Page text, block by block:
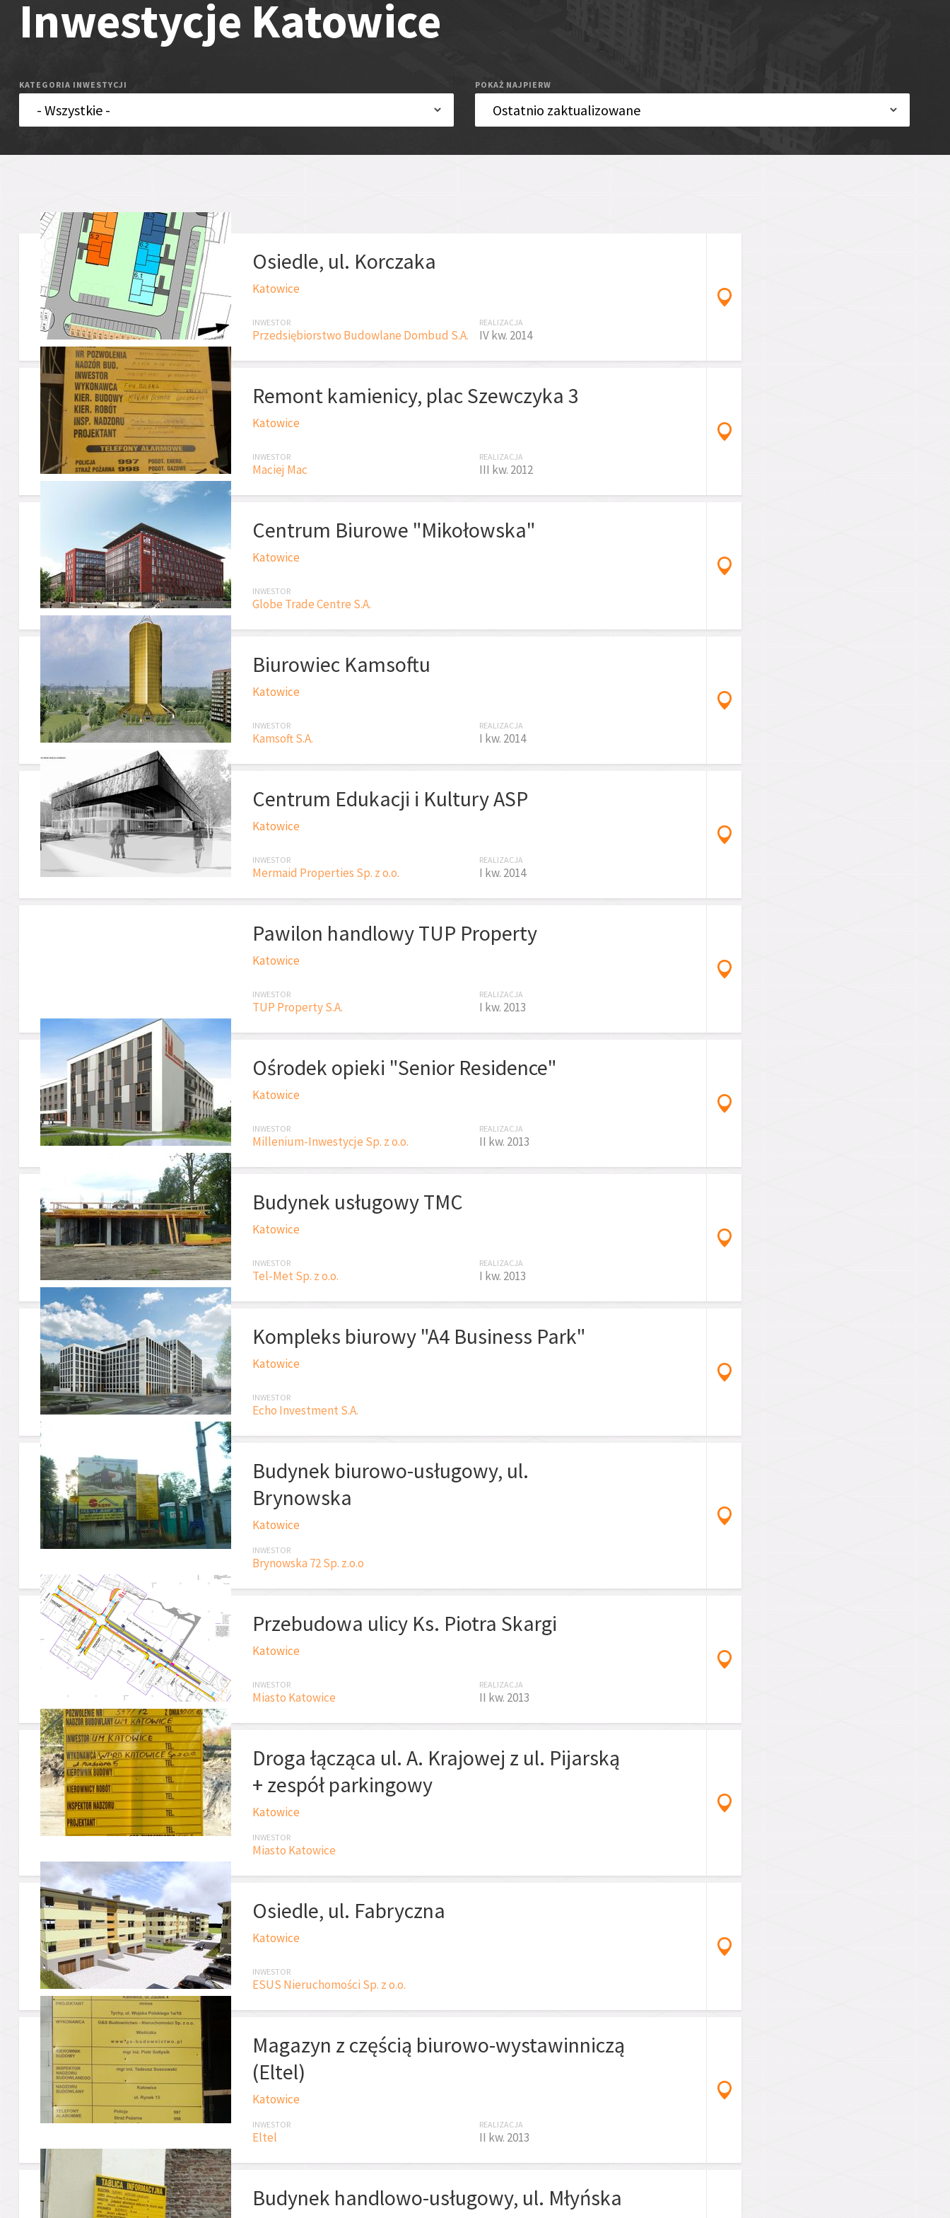
Inwestycje Katowice
KATEGORIA INWESTYCJI POKAŻ NAJPIERW
Osiedle, ul. Korczaka
Katowice
INWESTOR
Przedsiębiorstwo Budowlane Dombud S.A.
REALIZACJA
IV kw. 2014
Remont kamienicy, plac Szewczyka 3
Katowice
INWESTOR
Maciej Mac
REALIZACJA
III kw. 2012
Centrum Biurowe "Mikołowska"
Katowice
INWESTOR
Globe Trade Centre S.A.
Biurowiec Kamsoftu
Katowice
INWESTOR
Kamsoft S.A.
REALIZACJA
I kw. 2014
Centrum Edukacji i Kultury ASP
Katowice
INWESTOR
Mermaid Properties Sp. z o.o.
REALIZACJA
I kw. 2014
Pawilon handlowy TUP Property
Katowice
INWESTOR
TUP Property S.A.
REALIZACJA
I kw. 2013
Ośrodek opieki "Senior Residence"
Katowice
INWESTOR
Millenium-Inwestycje Sp. z o.o.
REALIZACJA
II kw. 2013
Budynek usługowy TMC
Katowice
INWESTOR
Tel-Met Sp. z o.o.
REALIZACJA
I kw. 2013
Kompleks biurowy "A4 Business Park"
Katowice
INWESTOR
Echo Investment S.A.
Budynek biurowo-usługowy, ul.
Brynowska
Katowice
INWESTOR
Brynowska 72 Sp. z.o.o
Przebudowa ulicy Ks. Piotra Skargi
Katowice
INWESTOR
Miasto Katowice
REALIZACJA
II kw. 2013
Droga łącząca ul. A. Krajowej z ul. Pijarską
+ zespół parkingowy
Katowice
INWESTOR
Miasto Katowice
Osiedle, ul. Fabryczna
Katowice
INWESTOR
ESUS Nieruchomości Sp. z o.o.
Magazyn z częścią biurowo-wystawinniczą
(Eltel)
Katowice
INWESTOR
Eltel
REALIZACJA
II kw. 2013
Budynek handlowo-usługowy, ul. Młyńska